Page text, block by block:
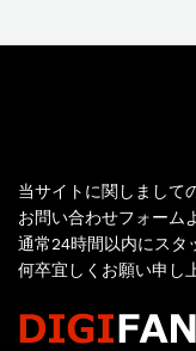
当サイトに関しまして
お問い合わせフォーム
通常24時間以内にスタ
何卒宜しくお願い申し